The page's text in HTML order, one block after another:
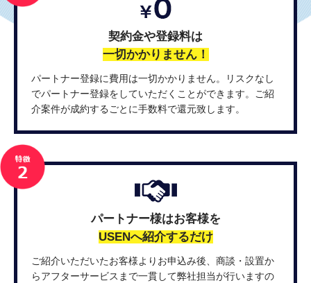
契約金や登録料は
一切かかりません！
パートナー登録に費用は一切かかりません。リスクなし
でパートナー登録をしていただくことができます。ご紹
介案件が成約するごとに手数料で還元致します。
パートナー様はお客様を
USENへ紹介するだけ
ご紹介いただいたお客様よりお申込み後、商談・設置か
らアフターサービスまで一貫して弊社担当が行いますの